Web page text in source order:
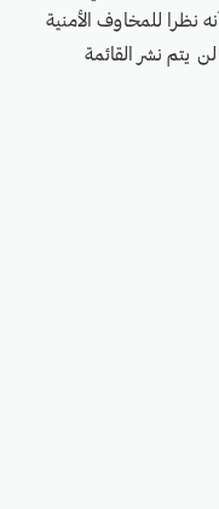
نظرا للمخاوف الأمنية
يتم نشر القائمة